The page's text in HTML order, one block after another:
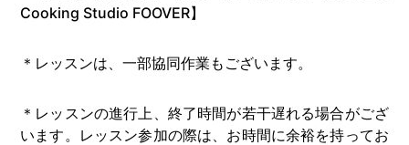
Cooking Studio FOOVER】
＊レッスンは、一部協同作業もございます。
＊レッスンの進行上、終了時間が若干遅れる場合がござ
います。レッスン参加の際は、お時間に余裕を持ってお